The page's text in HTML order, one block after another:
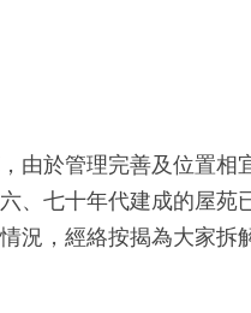
由於管理完善及位置相
、七十年代建成的屋苑
況，經絡按揭為大家拆